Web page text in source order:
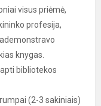
visus priėmė,
profesija,
knygas.
bibliotekos
(2-3 sakiniais)